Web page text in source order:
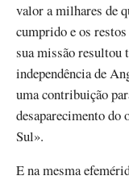
valor a milhares de
cumprido e os
sua missão resultou
independência de
uma contribuição
desaparecimento
Sul».
E na mesma